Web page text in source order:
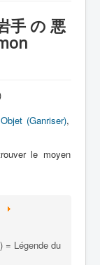
ライザ
手 の 悪
Objet (Ganriser),
le moyen
= Légende du